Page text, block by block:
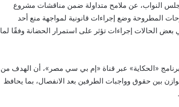
النواب، عن ملامح متداولة ضمن مناقشات مشروع
المطروحة وضع إجراءات قانونية لمواجهة منع أحد
الحالات إجراءات تؤثر على استمرار الحضانة وفقًا لما
«الحكاية» عبر قناة «إم بي سي مصر»، أن الهدف من
بين حقوق وواجبات الطرفين بعد الانفصال، بما يحافظ